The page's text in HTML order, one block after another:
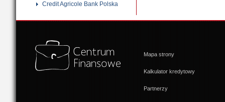
Credit Agricole Bank Polska
Mapa strony
Kalkulator kredytowy
Partnerzy